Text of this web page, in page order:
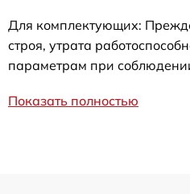
Для комплектующих:
строя, утрата
параметрам при
Показать полностью